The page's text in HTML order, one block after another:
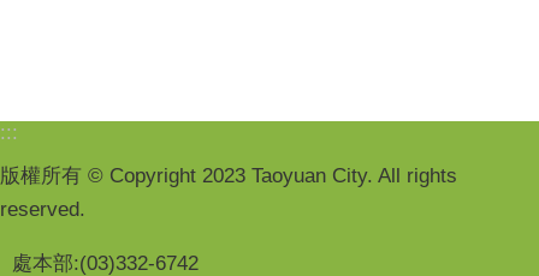
:::
版權所有 © Copyright 2023 Taoyuan City. All rights
reserved.
處本部:(03)332-6742